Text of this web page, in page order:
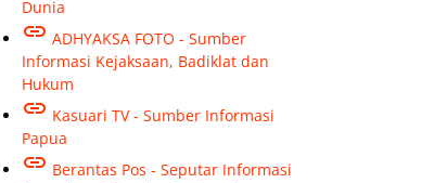
Dunia
ADHYAKSA FOTO - Sumber
Informasi Kejaksaan, Badiklat dan
Hukum
Kasuari TV - Sumber Informasi
Papua
Berantas Pos - Seputar Informasi